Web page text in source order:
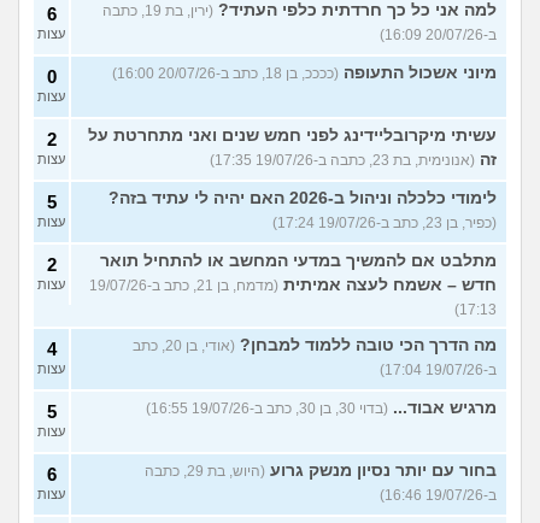
למה אני כל כך חרדתית כלפי העתיד?
(ירין, בת 19, כתבה
ב-20/07/26 16:09)
6
עצות
מיוני אשכול התעופה (ככככ, בן 18, כתב ב-20/07/26 16:00) 0
עצות
עשיתי מיקרובליידינג לפני חמש שנים ואני מתחרטת על
זה (אנונימית, בת 23, כתבה ב-19/07/26 17:35)
2
עצות
לימודי כלכלה וניהול ב-2026 האם יהיה לי עתיד בזה?
(כפיר, בן 23, כתב ב-19/07/26 17:24)
5
עצות
מתלבט אם להמשיך במדעי המחשב או להתחיל תואר
חדש – אשמח לעצה אמיתית
(מדמח, בן 21, כתב ב-19/07/26
17:13)
2
עצות
מה הדרך הכי טובה ללמוד למבחן?
(אודי, בן 20, כתב
ב-19/07/26 17:04)
4
עצות
מרגיש אבוד... (בדוי 30, בן 30, כתב ב-19/07/26 16:55) 5
עצות
בחור עם יותר נסיון מנשק גרוע
(היוש, בת 29, כתבה
ב-19/07/26 16:46)
6
עצות